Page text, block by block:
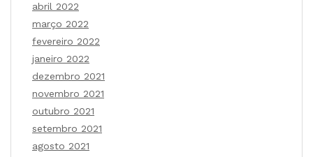
abril 2022
março 2022
fevereiro 2022
janeiro 2022
dezembro 2021
novembro 2021
outubro 2021
setembro 2021
agosto 2021